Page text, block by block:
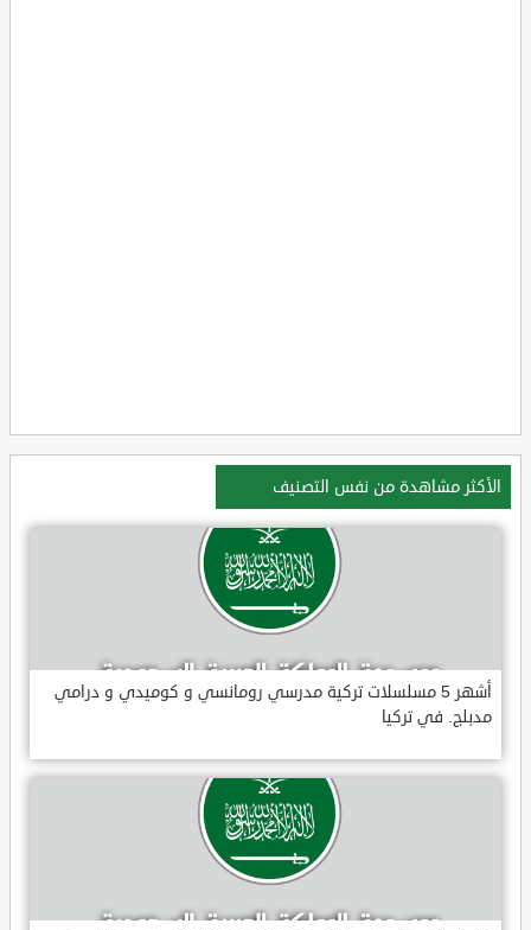
الأكثر مشاهدة من نفس التصنيف
أشهر 5 مسلسلات تركية مدرسي رومانسي و كوميدي و درامي
مدبلج. في تركيا